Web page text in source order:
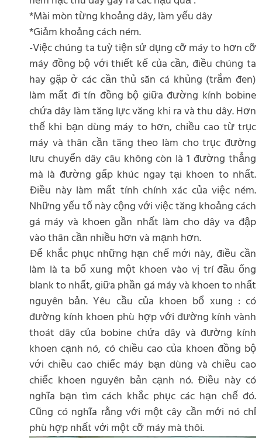
*Mài mòn từng khoảng dây, làm yếu dây
*Giảm khoảng cách ném.
-Việc chúng ta tuỳ tiện sử dụng cỡ máy to hơn cỡ
máy đồng bộ với thiết kế của cần, điều chúng ta
hay gặp ở các cần thủ săn cá khủng (trắm đen)
làm mất đi tín đồng bộ giữa đường kính bobine
chứa dây làm tăng lực văng khi ra và thu dây. Hơn
thế khi bạn dùng máy to hơn, chiều cao từ trục
máy và thân cần tăng theo làm cho trục đường
lưu chuyển dây câu không còn là 1 đường thẳng
mà là đường gấp khúc ngay tại khoen to nhất.
Điều này làm mất tính chính xác của việc ném.
Những yếu tố này cộng với việc tăng khoảng cách
gá máy và khoen gần nhất làm cho dây va đập
vào thân cần nhiều hơn và mạnh hơn.
Để khắc phục những hạn chế mới này, điều cần
làm là ta bổ xung một khoen vào vị trí đầu ống
blank to nhất, giữa phần gá máy và khoen to nhất
nguyên bản. Yêu cầu của khoen bổ xung : có
đường kính khoen phù hợp với đường kính vành
thoát dây của bobine chứa dây và đường kính
khoen cạnh nó, có chiều cao của khoen đồng bộ
với chiều cao chiếc máy bạn dùng và chiều cao
chiếc khoen nguyên bản cạnh nó. Điều này có
nghĩa bạn tìm cách khắc phục các hạn chế đó.
Cũng có nghĩa rằng với một cây cần mới nó chỉ
phù hợp nhất với một cỡ máy mà thôi.